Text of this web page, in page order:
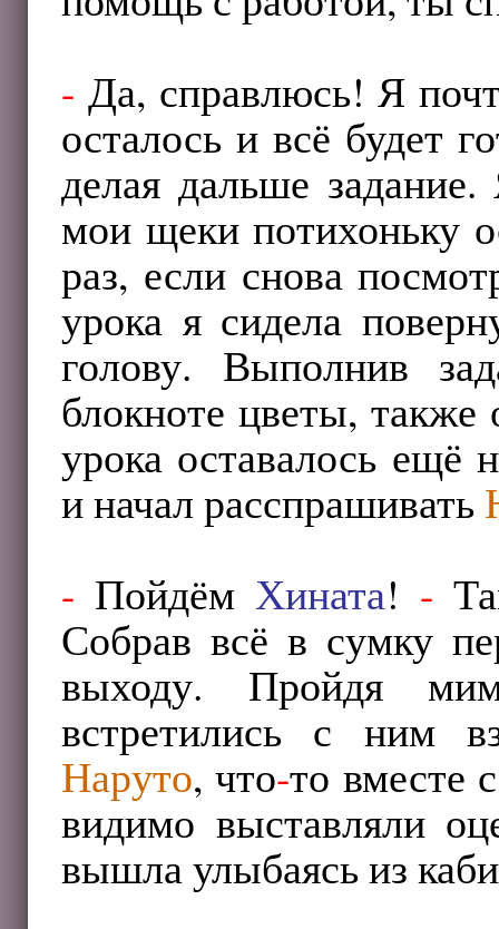
- Да, справлюсь! Я
осталось и всё будет
делая дальше
мои щеки потихоньку
раз, если снова
урока я сидела
голову. Выполнив
блокноте цветы,
урока оставалось ещё
и начал расспрашивать
- ПойдёмХината! -
Собрав всё в сумку
выходу. Пройдя
встретились с ним
Наруто, что-то вместе
видимо выставляли
вышла улыбаясь из